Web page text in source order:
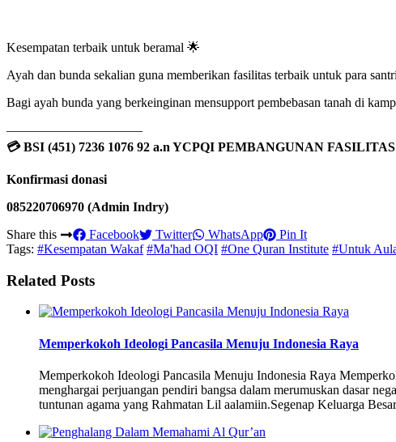
Kesempatan terbaik untuk beramal 🌟
Ayah dan bunda sekalian guna memberikan fasilitas terbaik untuk para
Bagi ayah bunda yang berkeinginan mensupport pembebasan tanah di
——————————–
💳 BSI (451) 7236 1076 92 a.n YCPQI PEMBANGUNAN FASILITAS
Konfirmasi donasi
085220706970 (Admin Indry)
Share this
Facebook Twitter WhatsApp
Pin It
Tags: #Kesempatan Wakaf #Ma'had OQI #One Quran Institute #Untuk
Related Posts
Memperkokoh Ideologi Pancasila Menuju Indonesia Raya
Memperkokoh Ideologi Pancasila Menuju Indonesia Raya
menghargai perjuangan pendiri bangsa dalam merumuskan dasar
tuntunan agama yang Rahmatan Lil aalamiin.Segenap Keluarga